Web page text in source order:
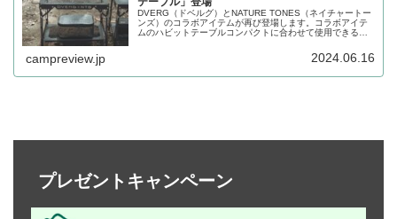
DVERG（ドベルグ）とNATURE TONES（ネイチャートー
ンズ）のコラボアイテムが再び登場します。コラボアイテ
ムのハビットテーブルコンパクトに合わせて使用できるサ
campreview.jp 2024.06.16
プレゼントキャンペーン